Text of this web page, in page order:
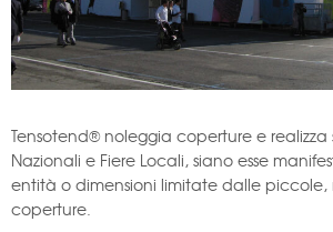
Tensotend® noleggia coperture e realizza
Nazionali e Fiere Locali, siano esse
entità o dimensioni limitate dalle piccole,
coperture.